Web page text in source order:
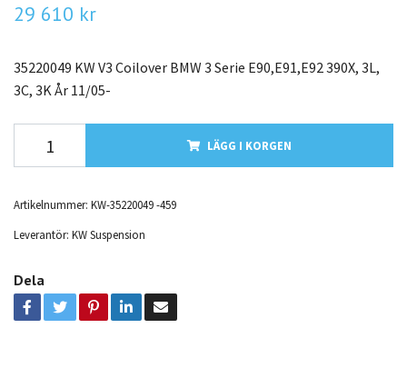
29 610 kr
35220049 KW V3 Coilover BMW 3 Serie E90,E91,E92 390X, 3L,
3C, 3K År 11/05-
LÄGG I KORGEN
Artikelnummer: KW-35220049 -459
Leverantör: KW Suspension
Dela